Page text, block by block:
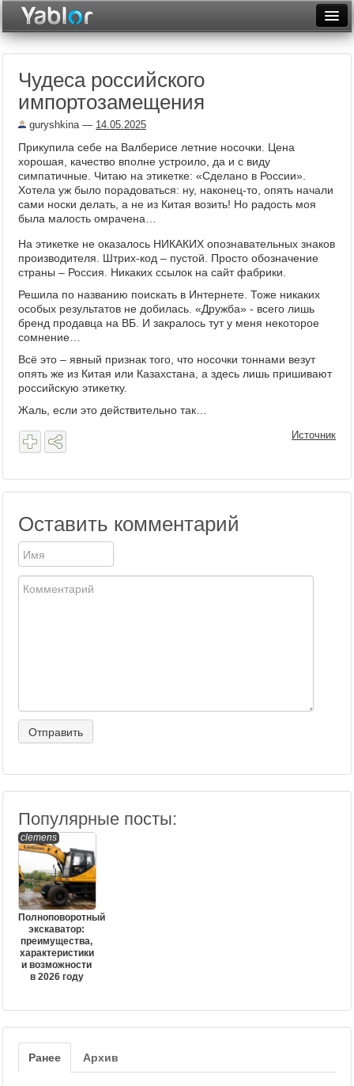
Неделя
Месяц
Архив
Фототоп
Чудеса российского
импортозамещения
guryshkina— 14.05.2025
Прикупила себе на Валберисе летние носочки. Цена
хорошая, качество вполне устроило, да и с виду
симпатичные. Читаю на этикетке: «Сделано в России».
Хотела уж было порадоваться: ну, наконец-то, опять начали
сами носки делать, а не из Китая возить! Но радость моя
была малость омрачена…
На этикетке не оказалось НИКАКИХ опознавательных знаков
производителя. Штрих-код – пустой. Просто обозначение
страны – Россия. Никаких ссылок на сайт фабрики.
Решила по названию поискать в Интернете. Тоже никаких
особых результатов не добилась. «Дружба» - всего лишь
бренд продавца на ВБ. И закралось тут у меня некоторое
сомнение…
Всё это – явный признак того, что носочки тоннами везут
опять же из Китая или Казахстана, а здесь лишь пришивают
российскую этикетку.
Жаль, если это действительно так…
Источник
Оставить комментарий
Популярные посты:
clemens
Полноповоротный
экскаватор:
преимущества,
характеристики
и возможности
в 2026 году
Ранее Архив